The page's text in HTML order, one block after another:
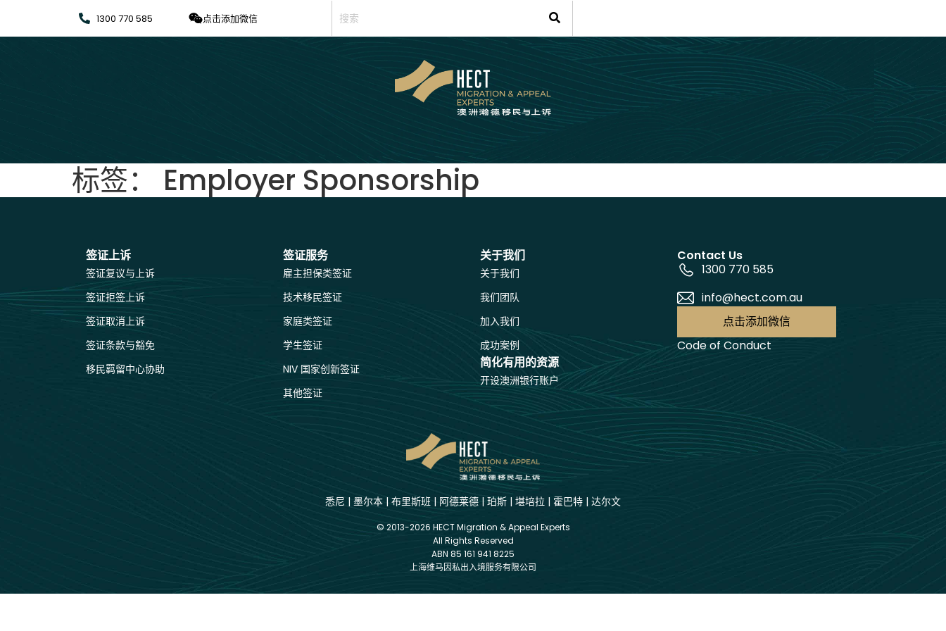
1300 770 585 点击添加微信
标签： Employer Sponsorship
签证上诉
签证复议与上诉
签证拒签上诉
签证取消上诉
签证条款与豁免
移民羁留中心协助
签证服务
雇主担保类签证
技术移民签证
家庭类签证
学生签证
NIV 国家创新签证
其他签证
关于我们
关于我们
我们团队
加入我们
成功案例
简化有用的资源
开设澳洲银行账户
Contact Us
1300 770 585
info@hect.com.au
点击添加微信
Code of Conduct
悉尼 | 墨尔本 | 布里斯班 | 阿德莱德 | 珀斯 | 堪培拉 | 霍巴特 | 达尔文
© 2013-2026 HECT Migration & Appeal Experts
All Rights Reserved
ABN 85 161 941 8225
上海维马因私出入境服务有限公司